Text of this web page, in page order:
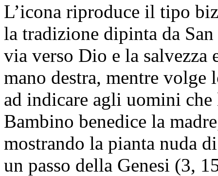
L’icona riproduce il tipo
la tradizione dipinta da
via verso Dio e la salvezza
mano destra, mentre volge
ad indicare agli uomini
Bambino benedice la
mostrando la pianta nuda
un passo della Genesi (3,